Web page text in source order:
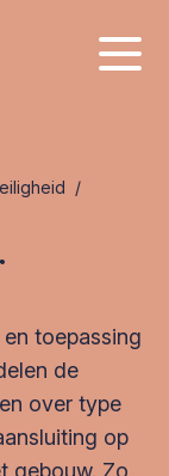
/
toepassing
de
over type
op
gebouw. Zo